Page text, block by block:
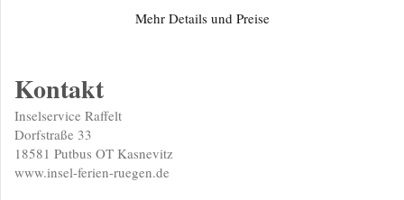
Mehr Details und Preise
Kontakt
Inselservice Raffelt
Dorfstraße 33
18581 Putbus OT Kasnevitz
www.insel-ferien-ruegen.de